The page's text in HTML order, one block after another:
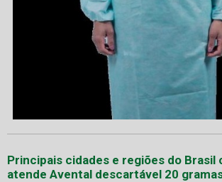
Principais cidades e regiões do Brasil
atende Avental descartável 20